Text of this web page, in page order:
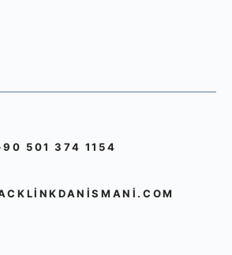
501 374 1154